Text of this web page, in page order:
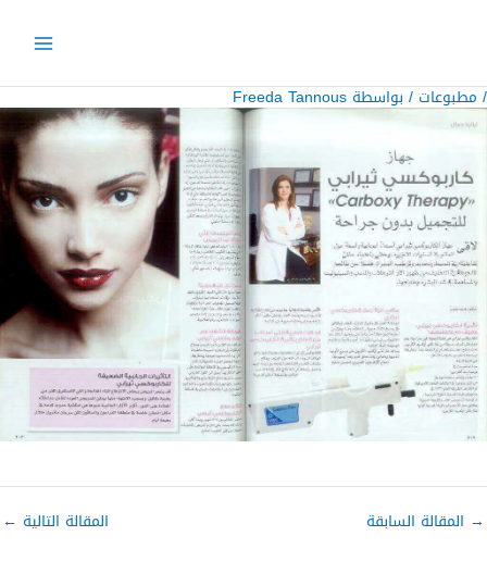
/مطبوعات/ بواسطةFreeda Tannous
→ المقالة السابقة المقالة التالية ←